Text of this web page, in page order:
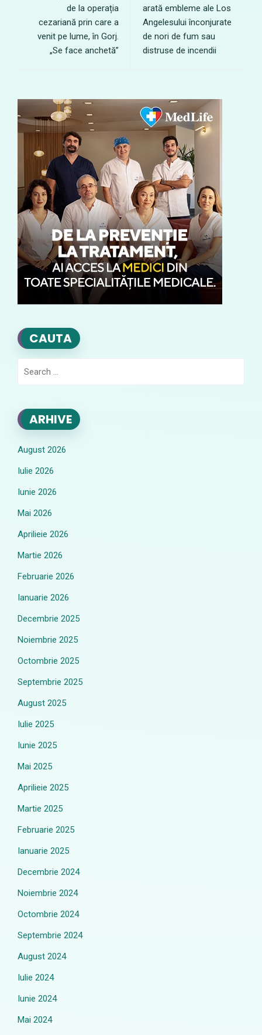
de la operația
cezariană prin care a
venit pe lume, în Gorj.
„Se face anchetă”
arată embleme ale Los
Angelesului înconjurate
de nori de fum sau
distruse de incendii
CAUTA
ARHIVE
August 2026
Iulie 2026
Iunie 2026
Mai 2026
Aprilieie 2026
Martie 2026
Februarie 2026
Ianuarie 2026
Decembrie 2025
Noiembrie 2025
Octombrie 2025
Septembrie 2025
August 2025
Iulie 2025
Iunie 2025
Mai 2025
Aprilieie 2025
Martie 2025
Februarie 2025
Ianuarie 2025
Decembrie 2024
Noiembrie 2024
Octombrie 2024
Septembrie 2024
August 2024
Iulie 2024
Iunie 2024
Mai 2024